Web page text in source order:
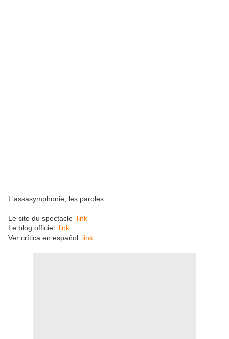
L'assasymphonie, les paroles
Le site du spectacle link
Le blog officiel link
Ver crítica en español link